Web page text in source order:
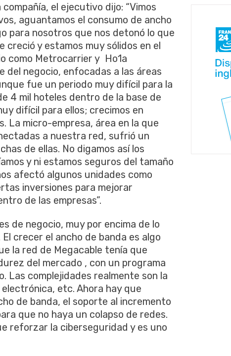
el ejecutivo dijo: “Vimos
aguantamos el consumo de ancho
para nosotros que nos detonó lo que
creció y estamos muy sólidos en el
como Metrocarrier y Ho1a
del negocio, enfocadas a las áreas
fue un periodo muy difícil para la
4 mil hoteles dentro de la base de
difícil para ellos; crecimos en
La micro-empresa, área en la que
a nuestra red, sufrió un
de ellas. No digamos así los
y ni estamos seguros del tamaño
afectó algunos unidades como
inversiones para mejorar
de las empresas”.
de negocio, muy por encima de lo
crecer el ancho de banda es algo
la red de Megacable tenía que
del mercado , con un programa
Las complejidades realmente son la
etc. Ahora hay que
de banda, el soporte al incremento
que no haya un colapso de redes.
reforzar la ciberseguridad y es uno